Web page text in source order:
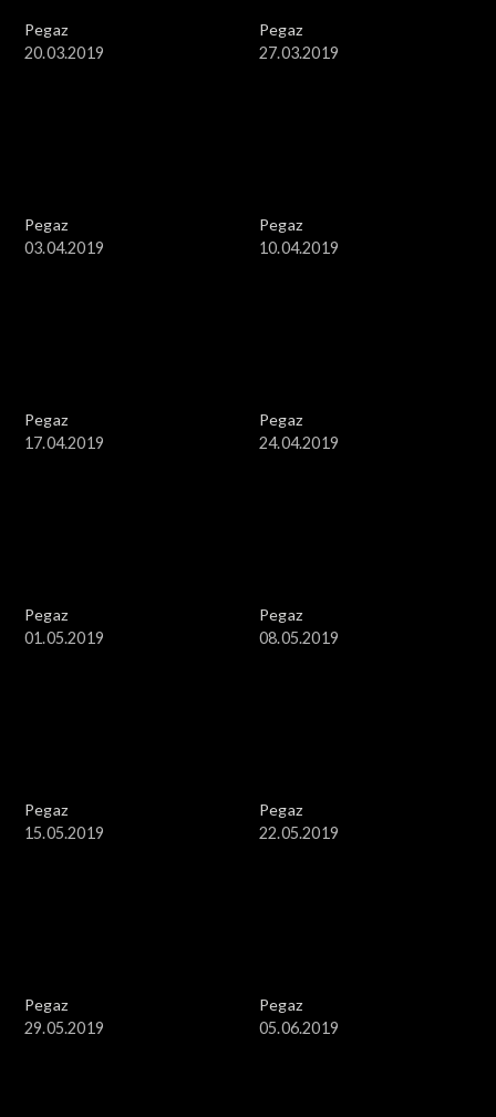
Pegaz
20.03.2019
Pegaz
27.03.2019
Pegaz
03.04.2019
Pegaz
10.04.2019
Pegaz
17.04.2019
Pegaz
24.04.2019
Pegaz
01.05.2019
Pegaz
08.05.2019
Pegaz
15.05.2019
Pegaz
22.05.2019
Pegaz
29.05.2019
Pegaz
05.06.2019